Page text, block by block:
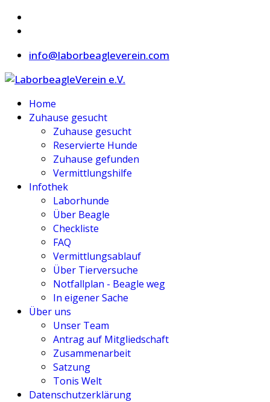
info@laborbeagleverein.com
Home
Zuhause gesucht
Zuhause gesucht
Reservierte Hunde
Zuhause gefunden
Vermittlungshilfe
Infothek
Laborhunde
Über Beagle
Checkliste
FAQ
Vermittlungsablauf
Über Tierversuche
Notfallplan - Beagle weg
In eigener Sache
Über uns
Unser Team
Antrag auf Mitgliedschaft
Zusammenarbeit
Satzung
Tonis Welt
Datenschutzerklärung